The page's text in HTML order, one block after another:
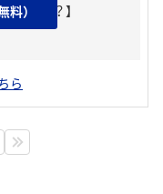
したか？】
）
ら